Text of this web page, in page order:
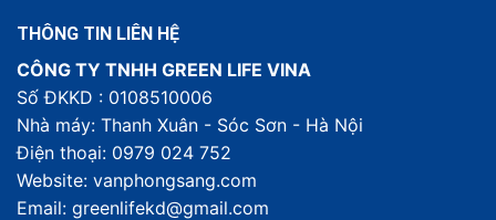
THÔNG TIN LIÊN HỆ
CÔNG TY TNHH GREEN LIFE VINA
Số ĐKKD : 0108510006
Nhà máy: Thanh Xuân - Sóc Sơn - Hà Nội
Điện thoại: 0979 024 752
Website: vanphongsang.com
Email: greenlifekd@gmail.com